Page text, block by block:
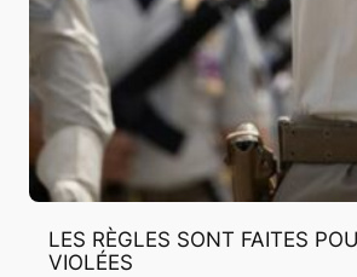
LES RÈGLES SONT FAITES
VIOLÉES